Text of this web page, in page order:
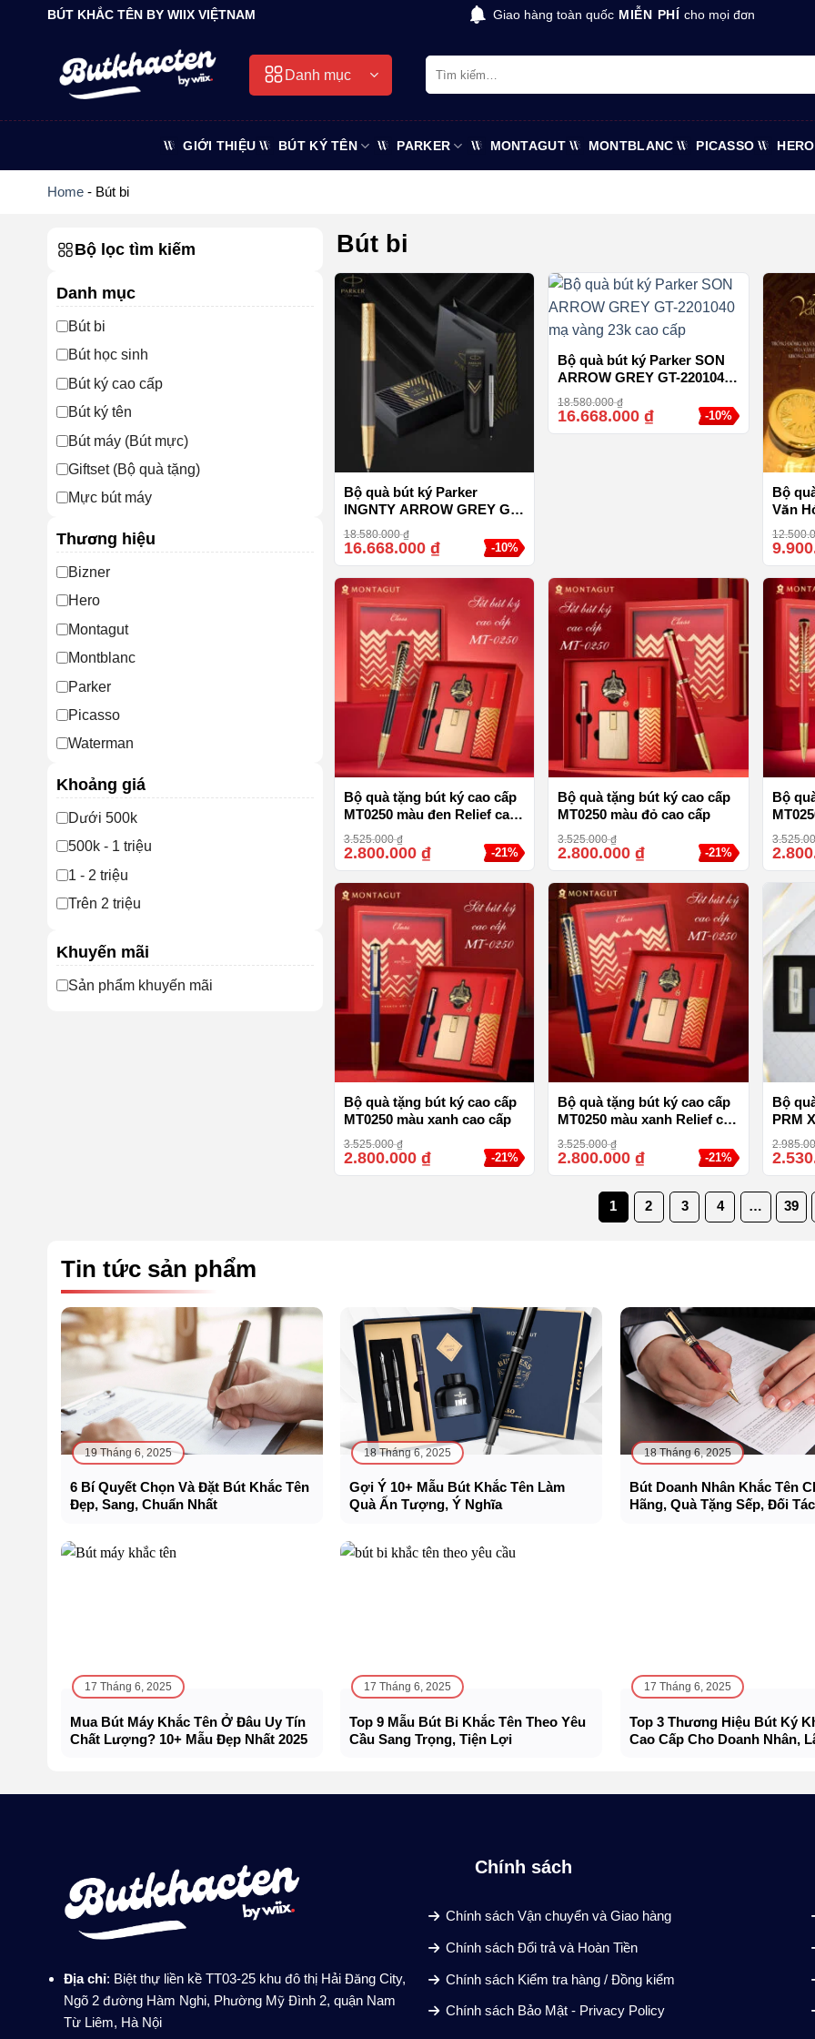
BÚT KHẮC TÊN BY WIIX VIỆTNAM Giao hàng toàn quốc MIỄN PHÍ cho mọi đơn
Danh mục
Tìm
kiếm:
GIỚI THIỆU BÚT KÝ TÊN PARKER MONTAGUT MONTBLANC PICASSO HERO
Home - Bút bi
Bộ lọc tìm kiếm
Danh mục
Bút bi
Bút học sinh
Bút ký cao cấp
Bút ký tên
Bút máy (Bút mực)
Giftset (Bộ quà tặng)
Mực bút máy
Nhôm nguyên khối
Thương hiệu
Bizner
Hero
Montagut
Montblanc
Parker
Picasso
Waterman
Khoảng giá
Dưới 500k
500k - 1 triệu
1 - 2 triệu
Trên 2 triệu
Khuyến mãi
Sản phẩm khuyến mãi
Bút bi
Bộ quà bút ký Parker
INGNTY ARROW GREY GT-
2200951 mạ vàng 23k cao
cấp
18.580.000₫
-10%
16.668.000 ₫
Bộ quà bút ký Parker SON
ARROW GREY GT-2201040
mạ vàng 23k cao cấp
18.580.000₫
-10%
16.668.000₫
Bộ
Văn
– Viết
Bộ quà tặng bút ký cao cấp
MT0250 màu đen Relief cao
cấp
3.525.000₫
-21%
2.800.000 ₫
Bộ quà tặng bút ký cao cấp
MT0250 màu đỏ cao cấp
3.525.000₫
-21%
2.800.000₫
Bộ
cấp
Bộ quà tặng bút ký cao cấp
MT0250 màu xanh cao cấp
3.525.000₫
-21%
2.800.000 ₫
Bộ quà tặng bút ký cao cấp
MT0250 màu xanh Relief cao
cấp
3.525.000₫
-21%
2.800.000₫
Bộ
PRM
1 2 3 4 … 39
Tin tức sản phẩm
6 Bí Quyết Chọn Và Đặt Bút Khắc Tên
Đẹp, Sang, Chuẩn Nhất
19 Tháng 6, 2025
Gợi Ý 10+ Mẫu Bút Khắc Tên Làm
Quà Ấn Tượng, Ý Nghĩa
18 Tháng 6, 2025
Bút Doanh Nhân Khắc Tên
Hãng, Quà Tặng Sếp, Đối Tác
18 Tháng 6, 2025
Mua Bút Máy Khắc Tên Ở Đâu Uy Tín
Chất Lượng? 10+ Mẫu Đẹp Nhất 2025
17 Tháng 6, 2025
Top 9 Mẫu Bút Bi Khắc Tên Theo Yêu
Cầu Sang Trọng, Tiện Lợi
17 Tháng 6, 2025
Top 3 Thương Hiệu Bút Ký
Cao Cấp Cho Doanh Nhân,
17 Tháng 6, 2025
Địa chỉ: Biệt thự liền kề TT03-25 khu đô thị Hải Đăng City,
Ngõ 2 đường Hàm Nghi, Phường Mỹ Đình 2, quận Nam
Từ Liêm, Hà Nội
Chính sách
Chính sách Vận chuyển và Giao hàng
Chính sách Đổi trả và Hoàn Tiền
Chính sách Kiểm tra hàng / Đồng kiểm
Chính sách Bảo Mật - Privacy Policy